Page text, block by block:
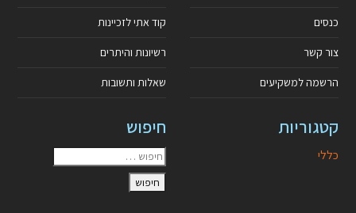
כנסים
צור קשר
הרשמה למשקיעים
קוד אתי לזכיינות
רשיונות והיתרים
שאלות ותשובות
קטגוריות
כללי
חיפוש